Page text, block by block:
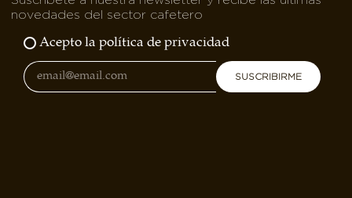
novedades del sector cafetero
Acepto la política de privacidad
SUSCRIBIRME